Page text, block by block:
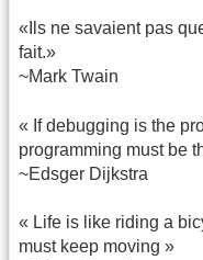
«Ils ne savaient pas
fait.»
~Mark Twain
« If debugging is the
programming must be
~Edsger Dijkstra
« Life is like riding a
must keep moving »